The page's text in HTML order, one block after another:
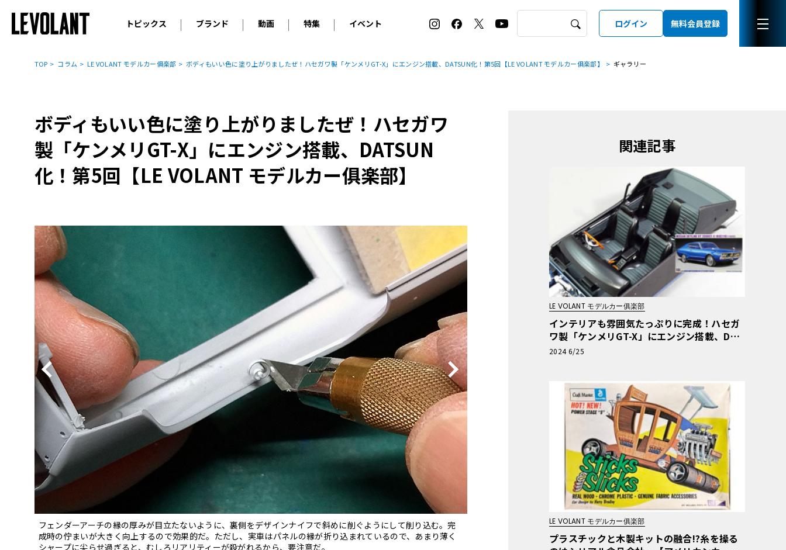
トピックス
ニュース
ブランド
輸入車 アウディ BMW
アルピナ
プジョー
ルノー
アバルト
ランボルギーニ
マセラティ
アストン・マーティン
ベントレー
ケータハム
キャデラック
テスラ
ヒョンデ
国産車 レクサス
ホンダ
スバル
マツダ
三菱
ダイハツ
スズキ
光岡
動画
オリジナル動画
特集
2026 サマータイヤ＆ホイール バイヤーズガイド
ホイールカタログ
タイヤ特集
イベント
ル・ボラン カーズ・ミート2026横浜
EV:LIFE KOBE 2025
ル・ボラン カーズ・ミート2025横浜
ログイン 無料会員登録
TOP コラム LE VOLANT モデルカー俱楽部 ボディもいい色に塗り上がりましたぜ！ハセガワ製「ケンメリGT-X」にエンジン搭載、DATSUN化！第5回【LE VOLANT モデルカー俱楽部】 ギャラリー
ボディもいい色に塗り上がりましたぜ！ハセガワ
製「ケンメリGT-X」にエンジン搭載、DATSUN
化！第5回【LE VOLANT モデルカー俱楽部】
フェンダーアーチの縁の厚みが目立たないように、裏側をデザインナイフで斜めに削ぐようにして削り込む。完
成時の佇まいが大きく向上するので効果的だ。ただし、実車はパネルの縁が折り込まれているので、あまり薄く
シャープに尖らせ過ぎると、むしろリアリティーが殺がれるから、要注意だ。
関連記事
LE VOLANT モデルカー俱楽部
インテリアも雰囲気たっぷりに完成！ハセガ
ワ製「ケンメリGT-X」にエンジン搭載、DAT
SUN化！第4回【LE VOLANT モデルカー俱楽
2024 6/25
LE VOLANT モデルカー俱楽部
プラスチックと木製キットの融合!?糸を操る